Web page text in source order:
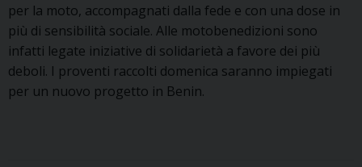
per la moto, accompagnati dalla fede e con una dose in
più di sensibilità sociale. Alle motobenedizioni sono
infatti legate iniziative di solidarietà a favore dei più
deboli. I proventi raccolti domenica saranno impiegati
per un nuovo progetto in Benin.